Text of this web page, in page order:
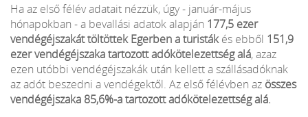
Ha az első félév adatait nézzük, úgy - január-május
hónapokban - a bevallási adatok alapján 177,5 ezer
vendégéjszakát töltöttek Egerben a turistákés ebből 151,9
ezer vendégéjszaka tartozott adókötelezettség alá, azaz
ezen utóbbi vendégéjszakák után kellett a szállásadóknak
az adót beszedni a vendégektől. Az első félévben az összes
vendégéjszaka 85,6%-a tartozott adókötelezettség alá.